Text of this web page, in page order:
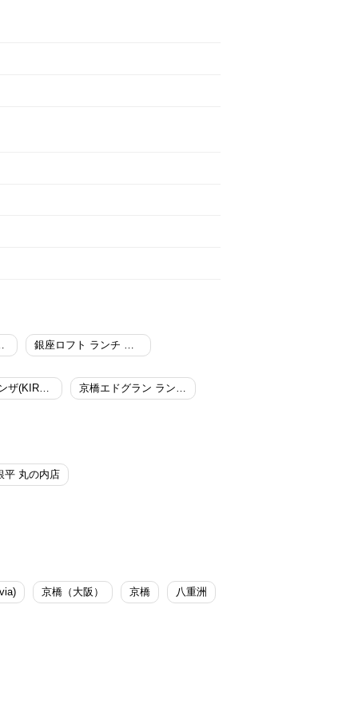
女子会 銀座ロフト ランチ 女子会
キラリトギンザ(KIRARITO GINZA) ランチ 女子会 京橋エドグラン ランチ 女子会
平 丸の内店
京橋（大阪） 京橋 八重洲